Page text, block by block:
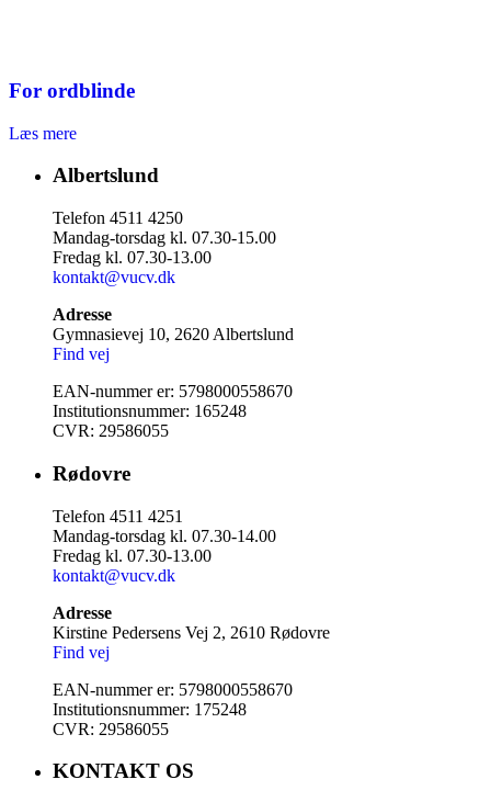
For ordblinde
Læs mere
Albertslund
Telefon 4511 4250
Mandag-torsdag kl. 07.30-15.00
Fredag kl. 07.30-13.00
kontakt@vucv.dk
Adresse
Gymnasievej 10, 2620 Albertslund
Find vej
EAN-nummer er: 5798000558670
Institutionsnummer: 165248
CVR: 29586055
Rødovre
Telefon 4511 4251
Mandag-torsdag kl. 07.30-14.00
Fredag kl. 07.30-13.00
kontakt@vucv.dk
Adresse
Kirstine Pedersens Vej 2, 2610 Rødovre
Find vej
EAN-nummer er: 5798000558670
Institutionsnummer: 175248
CVR: 29586055
KONTAKT OS